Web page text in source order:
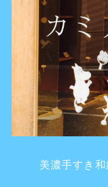
美濃手すき